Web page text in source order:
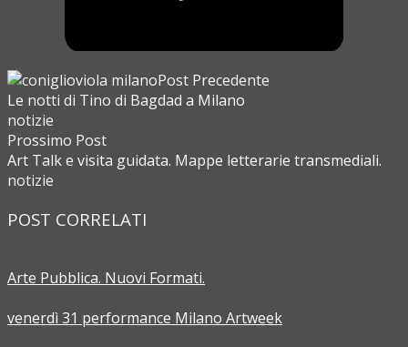
Post Precedente
Le notti di Tino di Bagdad a Milano
notizie
Prossimo Post
Art Talk e visita guidata. Mappe letterarie transmediali.
notizie
POST CORRELATI
Arte Pubblica. Nuovi Formati.
venerdì 31 performance Milano Artweek